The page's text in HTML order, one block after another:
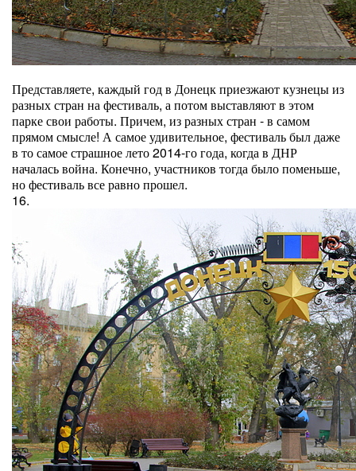
Представляете, каждый год в Донецк приезжают кузнецы из
разных стран на фестиваль, а потом выставляют в этом
парке свои работы. Причем, из разных стран - в самом
прямом смысле! А самое удивительное, фестиваль был даже
в то самое страшное лето 2014-го года, когда в ДНР
началась война. Конечно, участников тогда было поменьше,
но фестиваль все равно прошел.
16.